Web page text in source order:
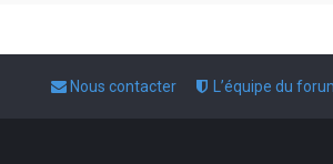
L’équipe du
Nous contacter